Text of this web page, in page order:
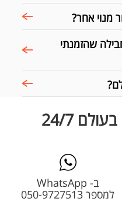
שהזמנתי
24/7
ב- WhatsApp
למספר 050-9727513